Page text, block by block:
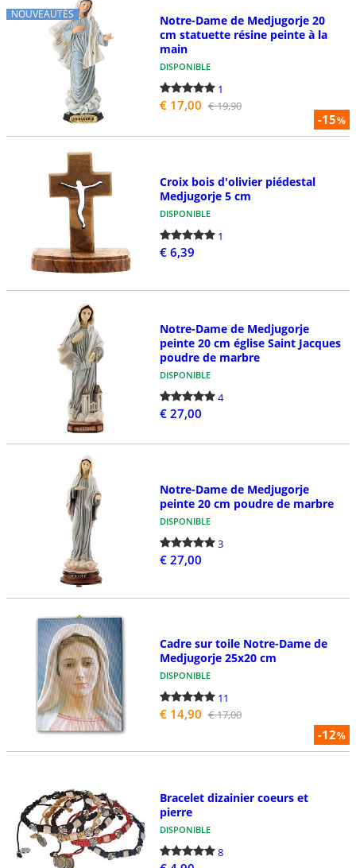
NOUVEAUTÉS
-15%
Notre-Dame de Medjugorje 20
cm statuette résine peinte à la
main
DISPONIBLE
1
€ 17,00 € 19,90
Croix bois d'olivier piédestal
Medjugorje 5 cm
DISPONIBLE
1
€ 6,39
Notre-Dame de Medjugorje
peinte 20 cm église Saint Jacques
poudre de marbre
DISPONIBLE
4
€ 27,00
Notre-Dame de Medjugorje
peinte 20 cm poudre de marbre
DISPONIBLE
3
€ 27,00
-12%
Cadre sur toile Notre-Dame de
Medjugorje 25x20 cm
DISPONIBLE
11
€ 14,90 € 17,00
Bracelet dizainier coeurs et
pierre
DISPONIBLE
8